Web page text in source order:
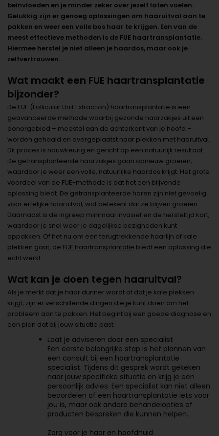
beïnvloeden en je minder zeker over jezelf laten voelen.
Gelukkig zijn er genoeg oplossingen om haaruitval aan te
pakken en weer een volle bos haar te krijgen. Een van de
meest effectieve methoden is de FUE haartransplantatie.
Hiermee herstel je niet alleen je haardos, maar ook je
zelfvertrouwen.
Wat maakt een FUE haartransplantatie
bijzonder?
De FUE (Follicular Unit Extraction) haartransplantatie is een
geavanceerde methode waarbij gezonde haarzakjes uit een
donorgebied – meestal aan de achterkant van je hoofd –
worden gehaald en overgeplaatst naar plekken met haaruitval.
Dit proces is nauwkeurig en gericht op een natuurlijk resultaat.
De getransplanteerde haarzakjes gaan opnieuw groeien,
waardoor je weer een volle, natuurlijke haardos krijgt. Het grote
voordeel van de FUE-methode is dat het een blijvende
oplossing biedt. De getransplanteerde haren zijn niet gevoelig
voor erfelijke haaruitval, wat betekent dat ze blijven groeien.
Daarnaast is de ingreep minimaal invasief en de hersteltijd kort,
waardoor je snel weer je dagelijkse bezigheden kunt
oppakken. Of het nu om een terugtrekkende haarlijn of kale
plekken gaat, de FUE haartransplantatie biedt een oplossing die
echt werkt.
Wat kan je doen tegen haaruitval?
Als je merkt dat je haar dunner wordt of dat je kale plekken
krijgt, zijn er verschillende dingen die je kunt doen om het
probleem aan te pakken. Het begint bij een goede diagnose en
een plan dat bij jouw situatie past.
Laat je adviseren door een specialist
Een eerste belangrijke stap is het plannen van
een consult bij een haartransplantatie
specialist. Tijdens dit gesprek wordt gekeken
naar jouw specifieke situatie en krijg je een
persoonlijk advies. Een specialist kan niet alleen
beoordelen of een haartransplantatie iets voor
jou is, maar ook andere behandelopties of
producten bespreken die kunnen helpen.
Zorg voor je haar en hoofdhuid